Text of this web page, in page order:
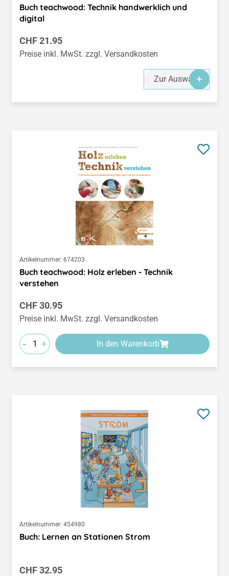
Buch teachwood: Technik handwerklich und
digital
Regulärer Preis:
CHF 21.95
Preise inkl. MwSt. zzgl. Versandkosten
Zur Auswahl
Artikelnummer: 674203
Buch teachwood: Holz erleben - Technik
verstehen
Regulärer Preis:
CHF 30.95
Preise inkl. MwSt. zzgl. Versandkosten
- + In den Warenkorb
Artikelnummer: 454980
Buch: Lernen an Stationen Strom
Regulärer Preis:
CHF 32.95